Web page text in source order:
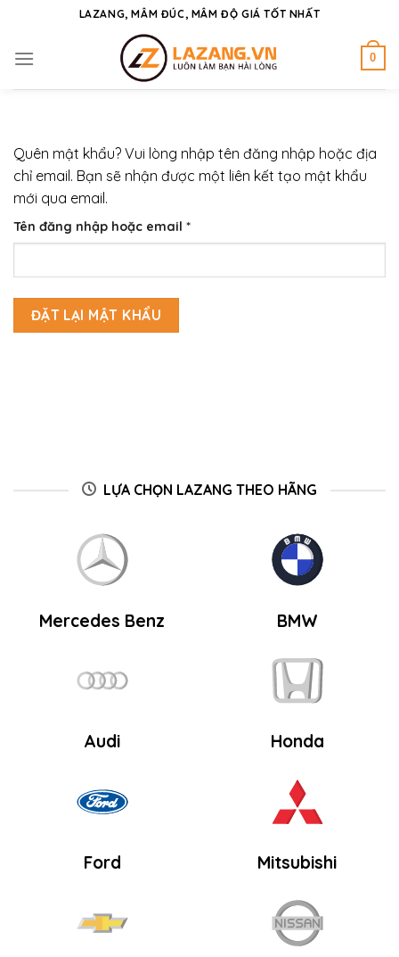
content
LAZANG, MÂM ĐÚC, MÂM ĐỘ GIÁ TỐT NHẤT
0
Quên mật khẩu? Vui lòng nhập tên đăng nhập hoặc địa
chỉ email. Bạn sẽ nhận được một liên kết tạo mật khẩu
mới qua email.
Tên đăng nhập hoặc email *Bắt
buộc
ĐẶT LẠI MẬT KHẨU
LỰA CHỌN LAZANG THEO HÃNG
Mercedes Benz BMW
Audi Honda
Ford Mitsubishi